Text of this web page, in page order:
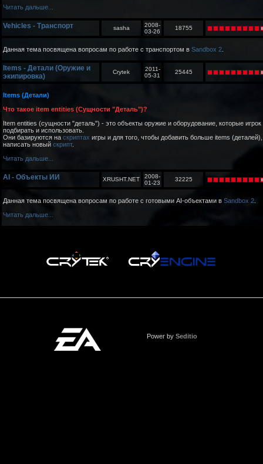
Читать дальше...
Vehicles - Транспорт sasha
2008-
03-26
18755
Данная тема посвящена вопросам по работе с транспортом в Sandbox 2
Items - Детали (Оружие и
экипировка)
Crytek
2011-
05-31
25445
Items (Детали)
Что такое item entities (Сущности "Деталь")?
Item entities (сущности "деталь") - это объекты оружие и оборудование, которые
подбирать и использовать.
Они базируются на скриптах игры и для того, чтобы добавить больше items
написать новый скрипт.
Читать дальше...
AI - Объекты ИИ XRUSHT.NET
2008-
01-23
32225
Данная тема посвящена вопросам по работе с готовыми AI-объектами в Sandbox 2
Читать дальше...
Power by Seditio